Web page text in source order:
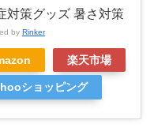
対策グッズ 暑さ対策
by Rinker
楽天市場
ショッピング